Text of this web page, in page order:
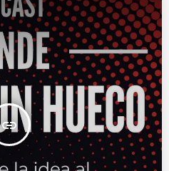
insert_link